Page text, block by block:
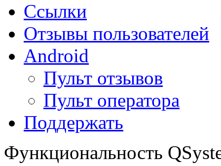
Ссылки
Отзывы пользователей
Android
Пульт отзывов
Пульт оператора
Поддержать
Функциональность